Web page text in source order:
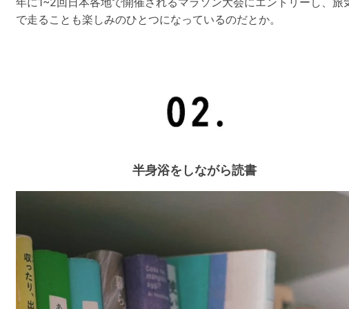
で走ることも楽しみのひとつになっているのだとか。
半身浴をしながら読書